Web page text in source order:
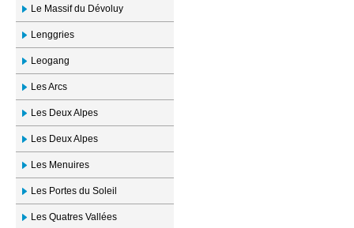
Le Massif du Dévoluy
Lenggries
Leogang
Les Arcs
Les Deux Alpes
Les Deux Alpes
Les Menuires
Les Portes du Soleil
Les Quatres Vallées